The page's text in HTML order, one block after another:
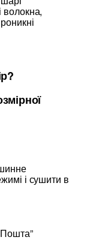
волокна,
і сушити в